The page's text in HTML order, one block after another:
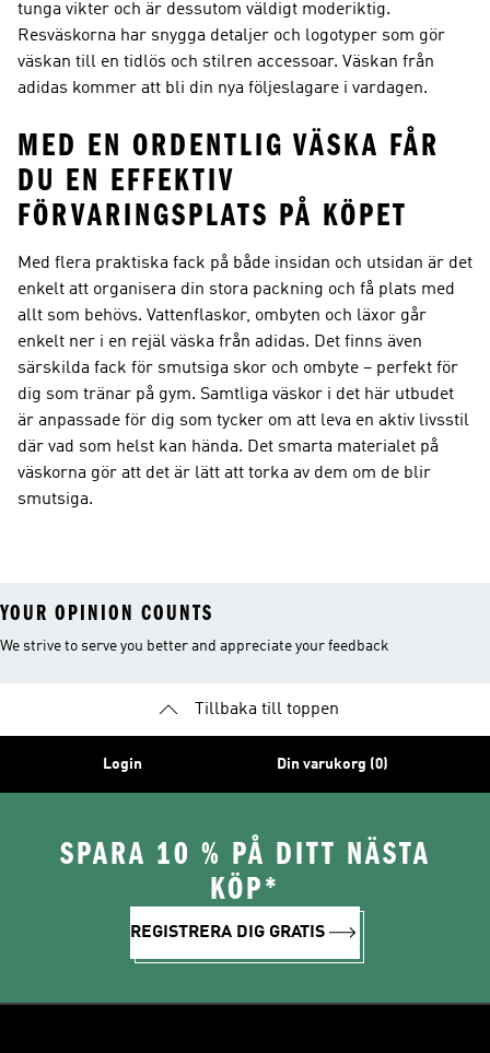
tunga vikter och är dessutom väldigt moderiktig.
Resväskorna har snygga detaljer och logotyper som gör
väskan till en tidlös och stilren accessoar. Väskan från
adidas kommer att bli din nya följeslagare i vardagen.
MED EN ORDENTLIG VÄSKA FÅR
DU EN EFFEKTIV
FÖRVARINGSPLATS PÅ KÖPET
Med flera praktiska fack på både insidan och utsidan är det
enkelt att organisera din stora packning och få plats med
allt som behövs. Vattenflaskor, ombyten och läxor går
enkelt ner i en rejäl väska från adidas. Det finns även
särskilda fack för smutsiga skor och ombyte – perfekt för
dig som tränar på gym. Samtliga väskor i det här utbudet
är anpassade för dig som tycker om att leva en aktiv livsstil
där vad som helst kan hända. Det smarta materialet på
väskorna gör att det är lätt att torka av dem om de blir
smutsiga.
YOUR OPINION COUNTS
We strive to serve you better and appreciate your feedback
Tillbaka till toppen
Login Din varukorg (0)
SPARA 10 % PÅ DITT NÄSTA
KÖP*
REGISTRERA DIG GRATIS